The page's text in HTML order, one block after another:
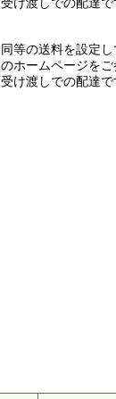
等の送料を設定し
ホームページをご
け渡しでの配達で